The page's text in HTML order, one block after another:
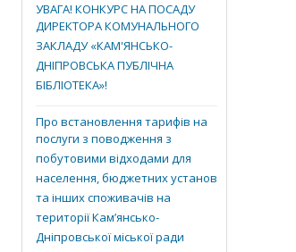
УВАГА! КОНКУРС НА ПОСАДУ
ДИРЕКТОРА КОМУНАЛЬНОГО
ЗАКЛАДУ «КАМ'ЯНСЬКО-
ДНІПРОВСЬКА ПУБЛІЧНА
БІБЛІОТЕКА»!
Про встановлення тарифів на
послуги з поводження з
побутовими відходами для
населення, бюджетних установ
та інших споживачів на
території Кам’янсько-
Дніпровської міської ради